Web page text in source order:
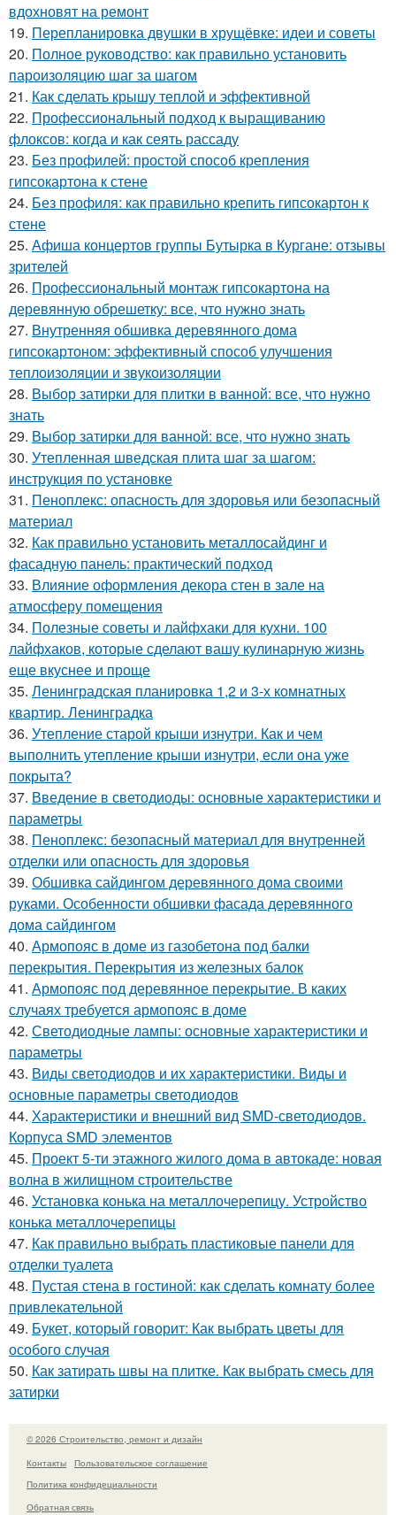
вдохновят на ремонт
19. Перепланировка двушки в хрущёвке: идеи и советы
20. Полное руководство: как правильно установить
пароизоляцию шаг за шагом
21. Как сделать крышу теплой и эффективной
22. Профессиональный подход к выращиванию
флоксов: когда и как сеять рассаду
23. Без профилей: простой способ крепления
гипсокартона к стене
24. Без профиля: как правильно крепить гипсокартон к
стене
25. Афиша концертов группы Бутырка в Кургане: отзывы
зрителей
26. Профессиональный монтаж гипсокартона на
деревянную обрешетку: все, что нужно знать
27. Внутренняя обшивка деревянного дома
гипсокартоном: эффективный способ улучшения
теплоизоляции и звукоизоляции
28. Выбор затирки для плитки в ванной: все, что нужно
знать
29. Выбор затирки для ванной: все, что нужно знать
30. Утепленная шведская плита шаг за шагом:
инструкция по установке
31. Пеноплекс: опасность для здоровья или безопасный
материал
32. Как правильно установить металлосайдинг и
фасадную панель: практический подход
33. Влияние оформления декора стен в зале на
атмосферу помещения
34. Полезные советы и лайфхаки для кухни. 100
лайфхаков, которые сделают вашу кулинарную жизнь
еще вкуснее и проще
35. Ленинградская планировка 1,2 и 3-х комнатных
квартир. Ленинградка
36. Утепление старой крыши изнутри. Как и чем
выполнить утепление крыши изнутри, если она уже
покрыта?
37. Введение в светодиоды: основные характеристики и
параметры
38. Пеноплекс: безопасный материал для внутренней
отделки или опасность для здоровья
39. Обшивка сайдингом деревянного дома своими
руками. Особенности обшивки фасада деревянного
дома сайдингом
40. Армопояс в доме из газобетона под балки
перекрытия. Перекрытия из железных балок
41. Армопояс под деревянное перекрытие. В каких
случаях требуется армопояс в доме
42. Светодиодные лампы: основные характеристики и
параметры
43. Виды светодиодов и их характеристики. Виды и
основные параметры светодиодов
44. Характеристики и внешний вид SMD-светодиодов.
Корпуса SMD элементов
45. Проект 5-ти этажного жилого дома в автокаде: новая
волна в жилищном строительстве
46. Установка конька на металлочерепицу. Устройство
конька металлочерепицы
47. Как правильно выбрать пластиковые панели для
отделки туалета
48. Пустая стена в гостиной: как сделать комнату более
привлекательной
49. Букет, который говорит: Как выбрать цветы для
особого случая
50. Как затирать швы на плитке. Как выбрать смесь для
затирки
© 2026 Строительство, ремонт и дизайн
Контакты
Пользовательское соглашение
Политика конфидециальности
Обратная связь